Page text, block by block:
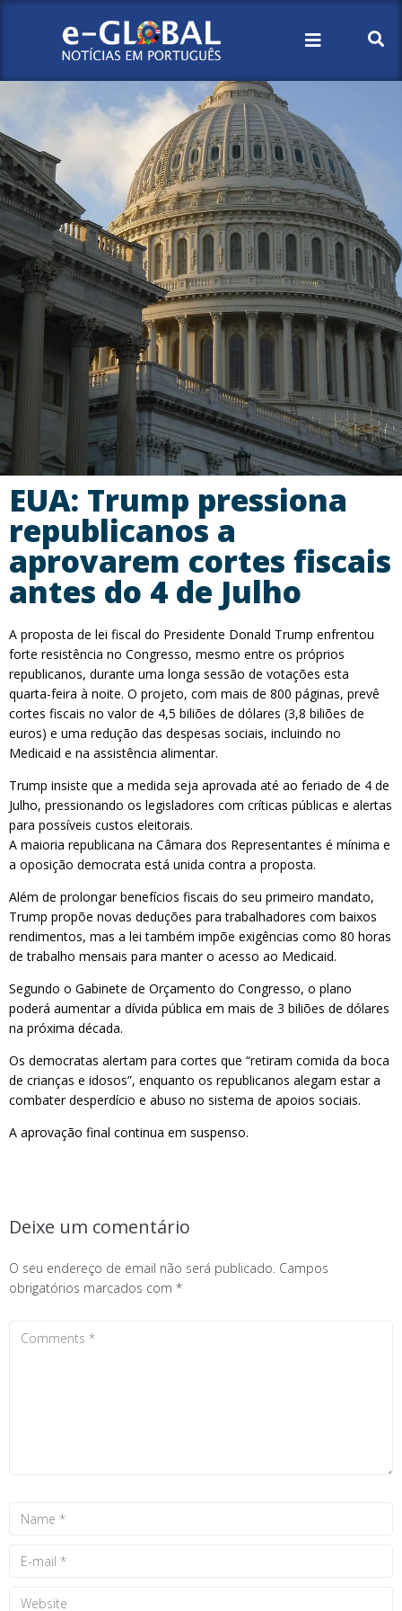
EUA: Trump pressiona
republicanos a
aprovarem cortes fiscais
antes do 4 de Julho
A proposta de lei fiscal do Presidente Donald Trump enfrentou
forte resistência no Congresso, mesmo entre os próprios
republicanos, durante uma longa sessão de votações esta
quarta-feira à noite. O projeto, com mais de 800 páginas, prevê
cortes fiscais no valor de 4,5 biliões de dólares (3,8 biliões de
euros) e uma redução das despesas sociais, incluindo no
Medicaid e na assistência alimentar.
Trump insiste que a medida seja aprovada até ao feriado de 4 de
Julho, pressionando os legisladores com críticas públicas e alertas
para possíveis custos eleitorais.
A maioria republicana na Câmara dos Representantes é mínima e
a oposição democrata está unida contra a proposta.
Além de prolongar benefícios fiscais do seu primeiro mandato,
Trump propõe novas deduções para trabalhadores com baixos
rendimentos, mas a lei também impõe exigências como 80 horas
de trabalho mensais para manter o acesso ao Medicaid.
Segundo o Gabinete de Orçamento do Congresso, o plano
poderá aumentar a dívida pública em mais de 3 biliões de dólares
na próxima década.
Os democratas alertam para cortes que “retiram comida da boca
de crianças e idosos”, enquanto os republicanos alegam estar a
combater desperdício e abuso no sistema de apoios sociais.
A aprovação final continua em suspenso.
Deixe um comentário
O seu endereço de email não será publicado. Campos
obrigatórios marcados com *